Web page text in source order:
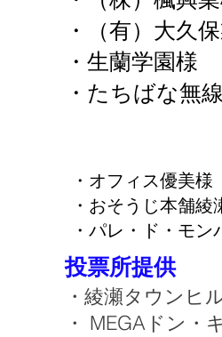
・（有）大久
・生蘭
・たちばな無
・オフィス優
・おそうじ本
・パレ・ド・モン
投票所提供
・ 綾瀬タウンヒ
・ MEGAドン・